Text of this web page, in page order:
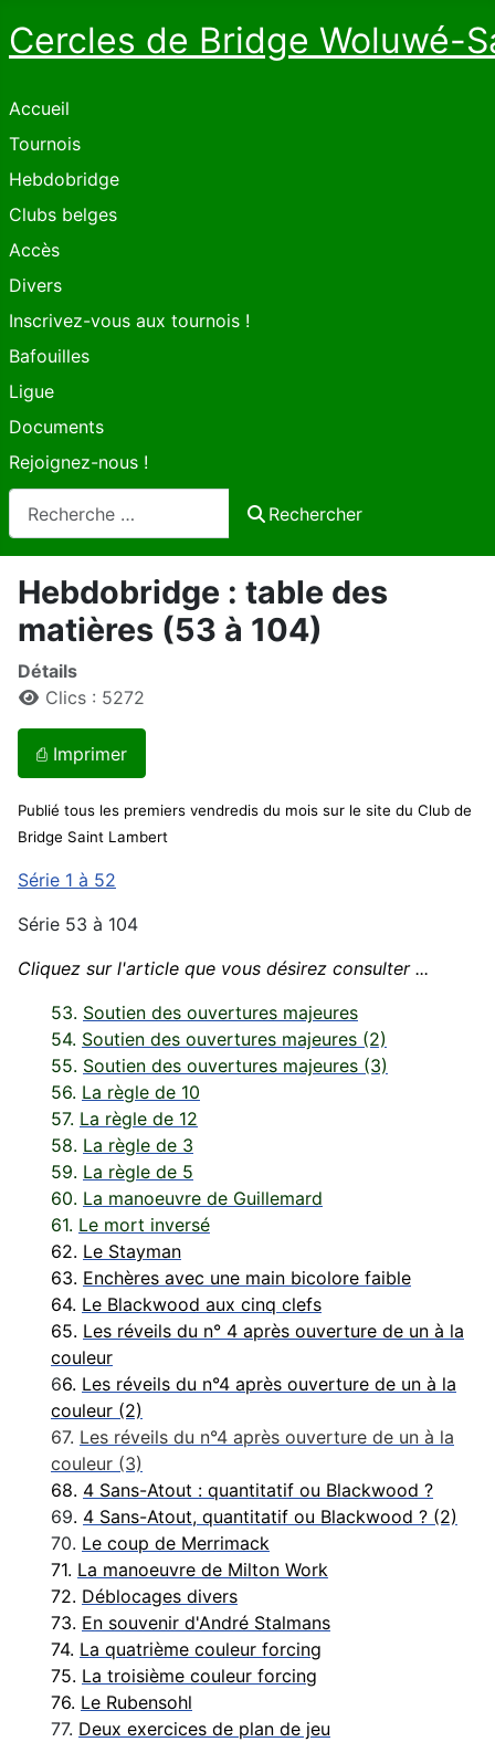
Cercles de Bridge Woluwé-
Accueil
Tournois
Hebdobridge
Clubs belges
Accès
Divers
Inscrivez-vous aux tournois !
Bafouilles
Ligue
Documents
Rejoignez-nous !
Rechercher
Hebdobridge : table des
matières (53 à 104)
Détails
Clics : 5272
⎙ Imprimer
Publié tous les premiers vendredis du mois sur le site du Club de
Bridge Saint Lambert
Série 1 à 52
Série 53 à 104
Cliquez sur l'article que vous désirez consulter ...
53. Soutien des ouvertures majeures
54. Soutien des ouvertures majeures (2)
55. Soutien des ouvertures majeures (3)
56. La règle de 10
57. La règle de 12
58. La règle de 3
59. La règle de 5
60. La manoeuvre de Guillemard
61. Le mort inversé
62. Le Stayman
63. Enchères avec une main bicolore faible
64. Le Blackwood aux cinq clefs
65. Les réveils du n° 4 après ouverture de un à la
couleur
66. Les réveils du n°4 après ouverture de un à la
couleur (2)
67. Les réveils du n°4 après ouverture de un à la
couleur (3)
68. 4 Sans-Atout : quantitatif ou Blackwood ?
69. 4 Sans-Atout, quantitatif ou Blackwood ? (2)
70. Le coup de Merrimack
71. La manoeuvre de Milton Work
72. Déblocages divers
73. En souvenir d'André Stalmans
74. La quatrième couleur forcing
75. La troisième couleur forcing
76. Le Rubensohl
77. Deux exercices de plan de jeu